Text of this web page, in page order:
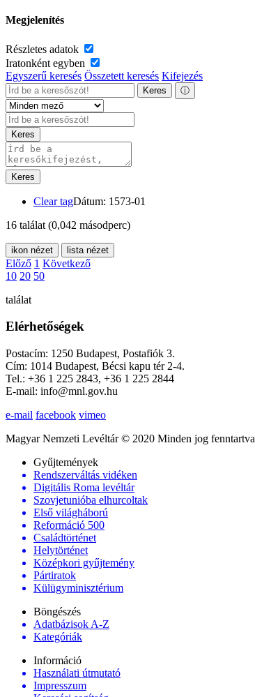
Megjelenítés
Részletes adatok
Iratonként egyben
Egyszerű keresés Összetett keresés Kifejezés
Keres ⓘ
Keres
Keres
Clear tagDátum: 1573-01
16 találat (0,042 másodperc)
ikon nézet lista nézet
Előző 1 Következő
10 20 50
találat
Elérhetőségek
Postacím: 1250 Budapest, Postafiók 3.
Cím: 1014 Budapest, Bécsi kapu tér 2-4.
Tel.: +36 1 225 2843, +36 1 225 2844
E-mail: info@mnl.gov.hu
e-mail facebook vimeo
Magyar Nemzeti Levéltár © 2020 Minden jog fenntartva
Gyűjtemények
Rendszerváltás vidéken
Digitális Roma levéltár
Szovjetunióba elhurcoltak
Első világháború
Reformáció 500
Családtörténet
Helytörténet
Középkori gyűjtemény
Pártiratok
Külügyminisztérium
Böngészés
Adatbázisok A-Z
Kategóriák
Információ
Használati útmutató
Impresszum